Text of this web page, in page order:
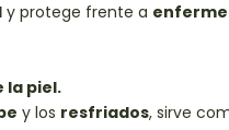
y protege frente a
la piel.
y los resfriados, sirve